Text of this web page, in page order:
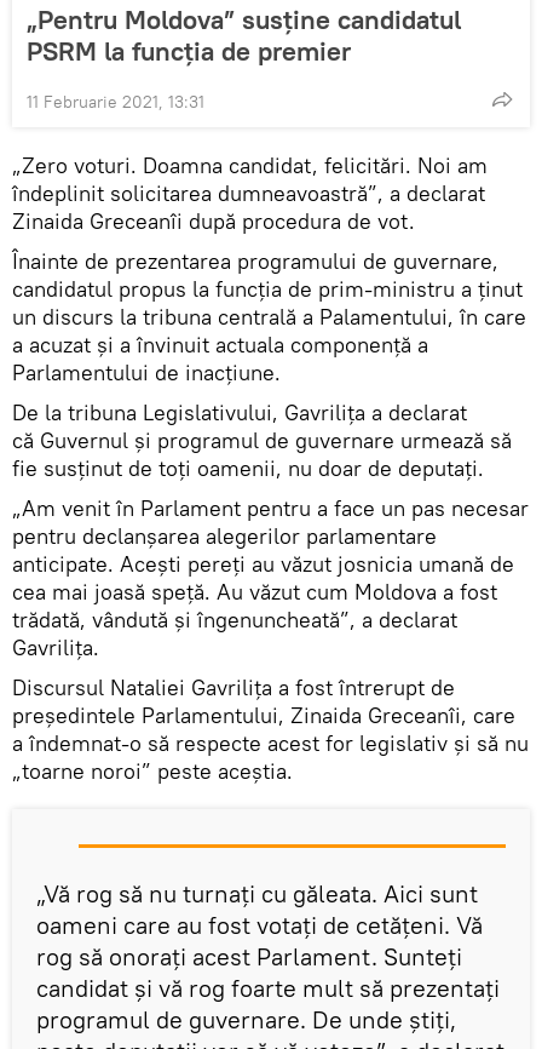
„Pentru Moldova” susține candidatul
PSRM la funcția de premier
11 Februarie 2021, 13:31
„Zero voturi. Doamna candidat, felicitări. Noi am
îndeplinit solicitarea dumneavoastră”, a declarat
Zinaida Greceanîi după procedura de vot.
Înainte de prezentarea programului de guvernare,
candidatul propus la funcția de prim-ministru a ținut
un discurs la tribuna centrală a Palamentului, în care
a acuzat și a învinuit actuala componență a
Parlamentului de inacțiune.
De la tribuna Legislativului, Gavrilița a declarat
că Guvernul și programul de guvernare urmează să
fie susținut de toți oamenii, nu doar de deputați.
„Am venit în Parlament pentru a face un pas necesar
pentru declanșarea alegerilor parlamentare
anticipate. Acești pereți au văzut josnicia umană de
cea mai joasă speță. Au văzut cum Moldova a fost
trădată, vândută și îngenuncheată”, a declarat
Gavrilița.
Discursul Nataliei Gavrilița a fost întrerupt de
președintele Parlamentului, Zinaida Greceanîi, care
a îndemnat-o să respecte acest for legislativ și să nu
„toarne noroi” peste aceștia.
„Vă rog să nu turnați cu găleata. Aici sunt
oameni care au fost votați de cetățeni. Vă
rog să onorați acest Parlament. Sunteți
candidat și vă rog foarte mult să prezentați
programul de guvernare. De unde știți,